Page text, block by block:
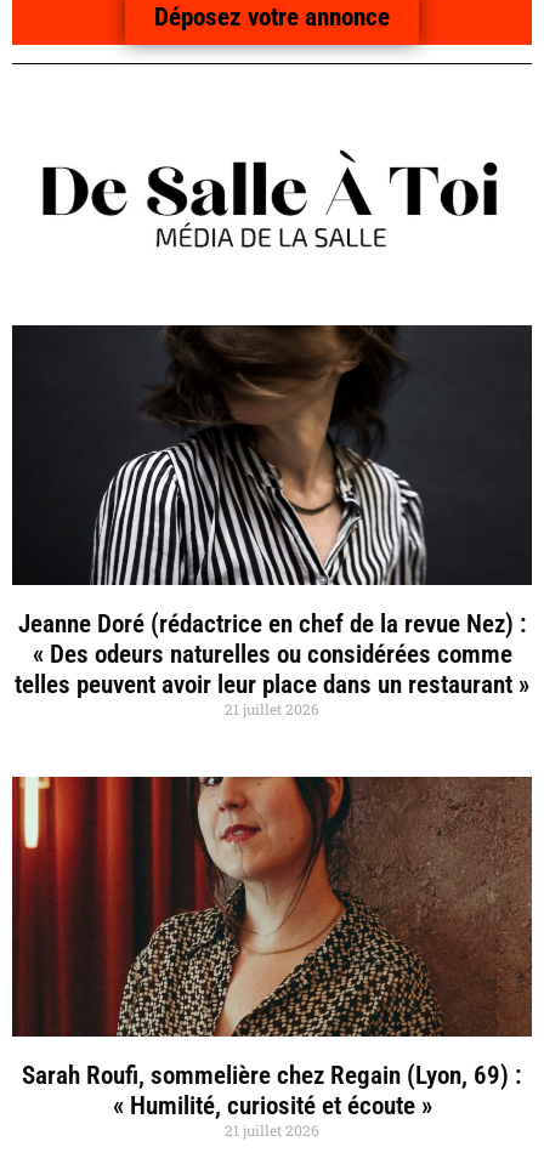
Déposez votre annonce
Jeanne Doré (rédactrice en chef de la revue Nez) :
« Des odeurs naturelles ou considérées comme
telles peuvent avoir leur place dans un restaurant »
21 juillet 2026
Sarah Roufi, sommelière chez Regain (Lyon, 69) :
« Humilité, curiosité et écoute »
21 juillet 2026